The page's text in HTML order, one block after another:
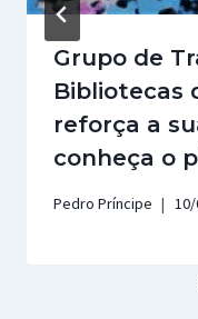
Grupo de
Bibliotecas
reforça a
conheça o
Pedro Príncipe